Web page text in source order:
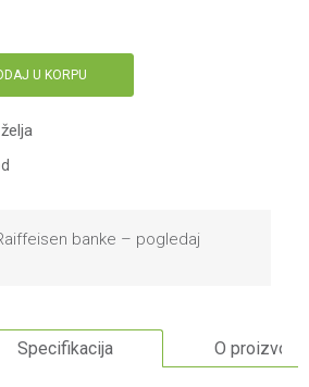
U KORPU
banke – pogledaj
Specifikacija O proizvodu